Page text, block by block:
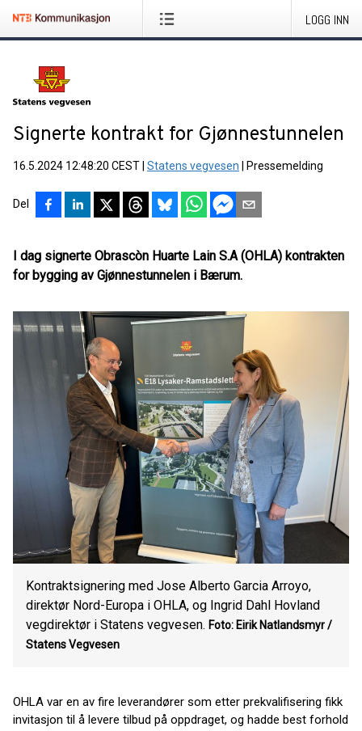
LOGG INN
Signerte kontrakt for Gjønnestunnelen
16.5.2024 12:48:20 CEST Statens vegvesen Pressemelding
Del
I dag signerte Obrascòn Huarte Lain S.A (OHLA) kontrakten
for bygging av Gjønnestunnelen i Bærum.
Kontraktsignering med Jose Alberto Garcia Arroyo,
direktør Nord-Europa i OHLA, og Ingrid Dahl Hovland
vegdirektør i Statens vegvesen. Foto: Eirik Natlandsmyr /
Statens Vegvesen
OHLA var en av fire leverandører som etter prekvalifisering fikk
invitasjon til å levere tilbud på oppdraget, og hadde best forhold